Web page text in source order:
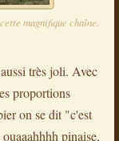
magnifique chaîne.
très joli. Avec
proportions
on se dit "c'est
pinaise,